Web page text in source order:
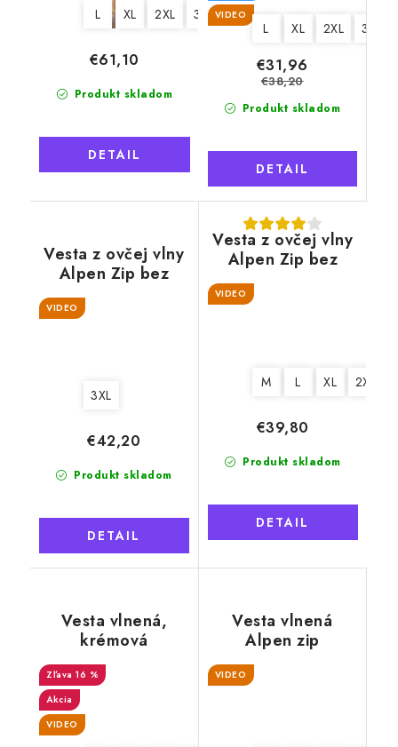
L XL 2XL 3XL
Produkt skladom
€61,10
DETAIL
VIDEO
L XL 2XL 3XL
Produkt skladom
€31,96
€38,20
DETAIL
Vesta z ovčej vlny
Alpen Zip bez
goliera tmavosivá
VIDEO
3XL
Produkt skladom
€42,20
DETAIL
Vesta z ovčej vlny
Alpen Zip bez
goliera béžová
VIDEO
M L XL 2XL
Produkt skladom
€39,80
DETAIL
Vesta vlnená,
krémová
16 %
Akcia
VIDEO
Vesta vlnená
Alpen zip
jednofarebná
béžová bez
VIDEO